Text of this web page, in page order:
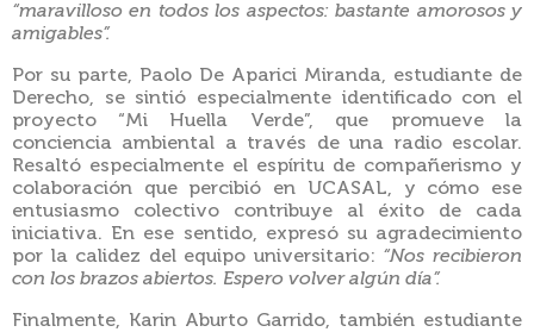
“maravilloso en todos los aspectos: bastante amorosos y
amigables”.
Por su parte, Paolo De Aparici Miranda, estudiante de
Derecho, se sintió especialmente identificado con el
proyecto “Mi Huella Verde”, que promueve la
conciencia ambiental a través de una radio escolar.
Resaltó especialmente el espíritu de compañerismo y
colaboración que percibió en UCASAL, y cómo ese
entusiasmo colectivo contribuye al éxito de cada
iniciativa. En ese sentido, expresó su agradecimiento
por la calidez del equipo universitario: “Nos recibieron
con los brazos abiertos. Espero volver algún día”.
Finalmente, Karin Aburto Garrido, también estudiante